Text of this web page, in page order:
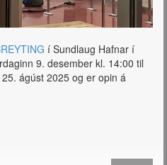
í Sundlaug Hafnar í
9. desember kl. 14:00 til
ágúst 2025 og er opin á